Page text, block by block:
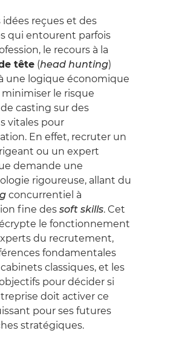
idées reçues et des
qui entourent parfois
le recours à la
tête (head hunting)
une logique économique
minimiser le risque
de casting sur des
vitales pour
En effet, recruter un
ou un expert
demande une
rigoureuse, allant du
concurrentiel à
fine des soft skills. Cet
le fonctionnement
du recrutement,
fondamentales
classiques, et les
pour décider si
doit activer ce
pour ses futures
stratégiques.